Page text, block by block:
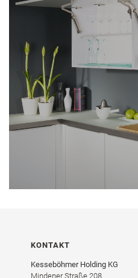
KONTAKT
Kesseböhmer Holding KG
Mindener Straße 208